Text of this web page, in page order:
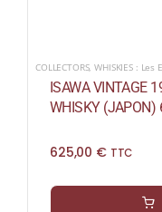
COLLECTORS,WHISKIES : Les
ISAWA VINTAGE
WHISKY (JAPON)
625,00 € TTC